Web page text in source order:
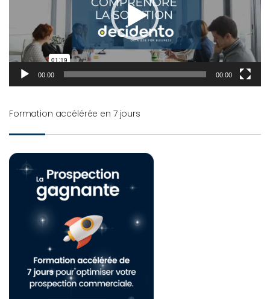
00:00 00:00
Formation accélérée en 7 jours